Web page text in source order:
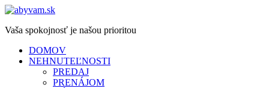
Vaša spokojnosť je našou prioritou
DOMOV
NEHNUTEĽNOSTI
PREDAJ
PRENÁJOM